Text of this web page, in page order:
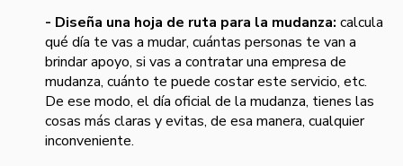
- Diseña una hoja de ruta para la mudanza: calcula
qué día te vas a mudar, cuántas personas te van a
brindar apoyo, si vas a contratar una empresa de
mudanza, cuánto te puede costar este servicio, etc.
De ese modo, el día oficial de la mudanza, tienes las
cosas más claras y evitas, de esa manera, cualquier
inconveniente.